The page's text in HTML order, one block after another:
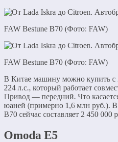
FAW Bestune B70 (Фото: FAW)
FAW Bestune B70 (Фото: FAW)
В Китае машину можно купить
224 л.с., который работает
Привод — передний. Что
юаней (примерно 1,6 млн руб.). В
B70 сейчас составляет 2 450 000
Omoda E5